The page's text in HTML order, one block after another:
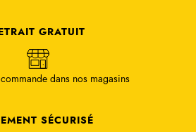
GRATUIT
dans nos magasins
SÉCURISÉ